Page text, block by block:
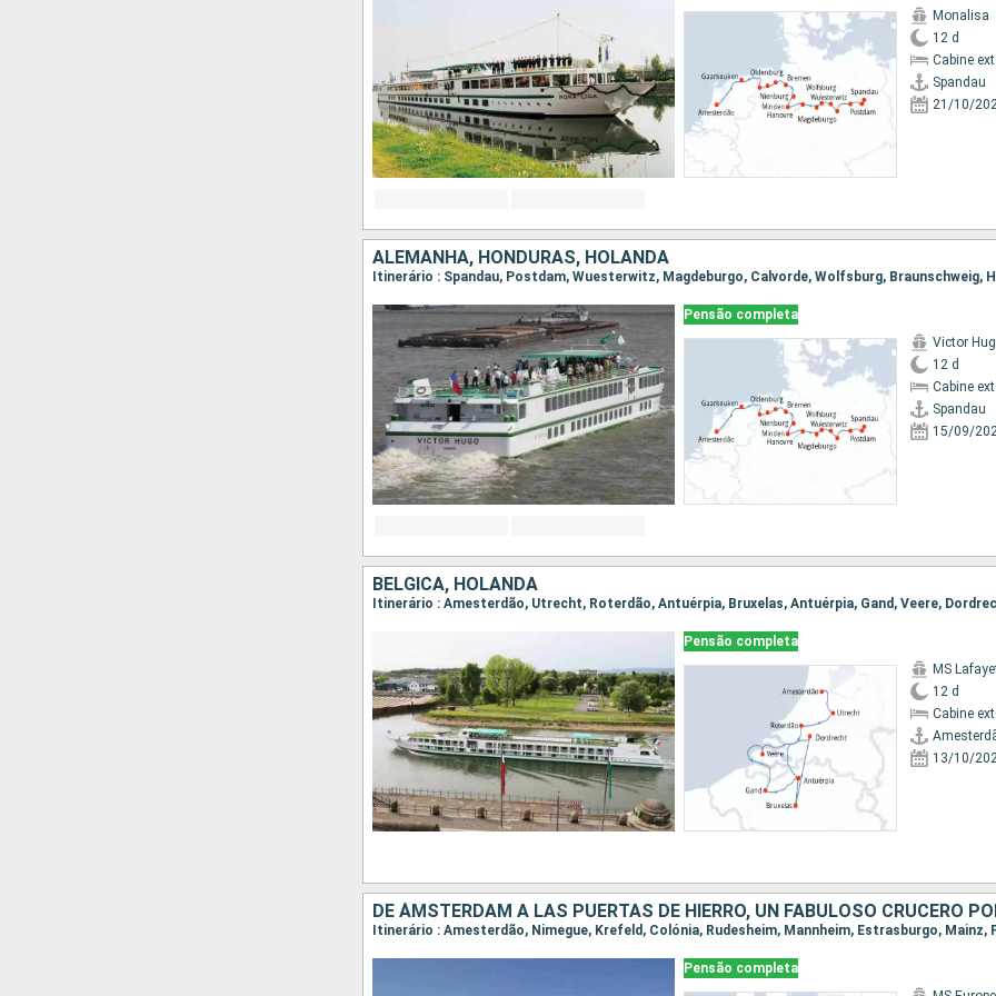
Monalisa
12 d
Cabine
Spandau
21/10/
ALEMANHA, HONDURAS, HOLANDA
Pensão completa
Victor
12 d
Cabine
Spandau
15/09/
BÉLGICA, HOLANDA
Itinerário : Amesterdão, Utrecht, Roterdão, Antuérpia, Bruxelas, Antuérpia, Gand, Veere,
Pensão completa
MS
12 d
Cabine
13/10/
Pensão completa